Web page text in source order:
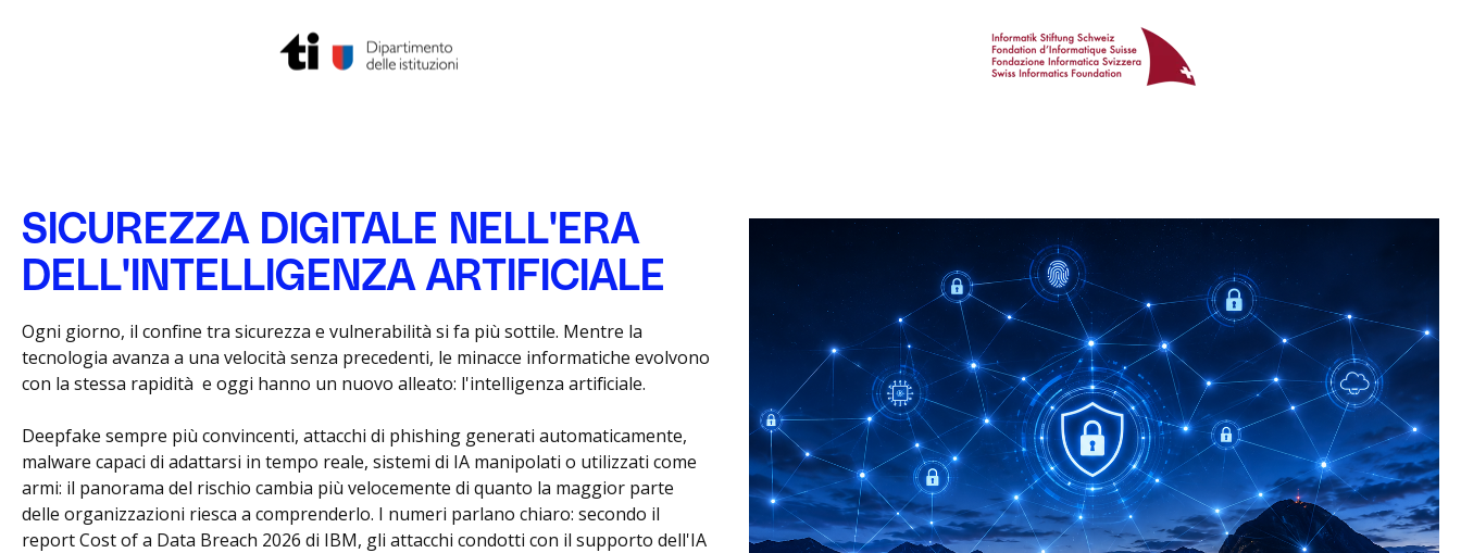
SICUREZZA DIGITALE NELL'ERA
DELL'INTELLIGENZA ARTIFICIALE
Ogni giorno, il confine tra sicurezza e vulnerabilità si fa più sottile. Mentre la
tecnologia avanza a una velocità senza precedenti, le minacce informatiche evolvono
con la stessa rapidità e oggi hanno un nuovo alleato: l'intelligenza artificiale.
Deepfake sempre più convincenti, attacchi di phishing generati automaticamente,
malware capaci di adattarsi in tempo reale, sistemi di IA manipolati o utilizzati come
armi: il panorama del rischio cambia più velocemente di quanto la maggior parte
delle organizzazioni riesca a comprenderlo. I numeri parlano chiaro: secondo il
report Cost of a Data Breach 2026 di IBM, gli attacchi condotti con il supporto dell'IA